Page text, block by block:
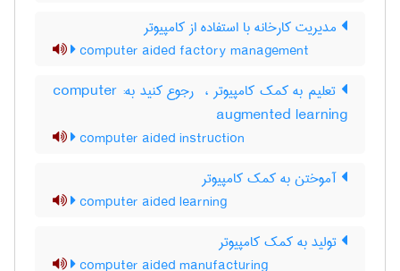
مدیریت کارخانه با استفاده از کامپیوتر
computer aided factory management
تعلیم به کمک کامپیوتر ، ‎ رجوع کنید به: computer
augmented learning
computer aided instruction
آموختن به کمک کامپیوتر
computer aided learning
تولید به کمک کامپیوتر
computer aided manufacturing